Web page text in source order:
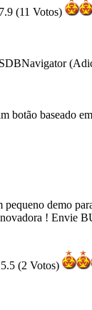
(11 Votos)
botão baseado
demo
! Envie
(2 Votos)